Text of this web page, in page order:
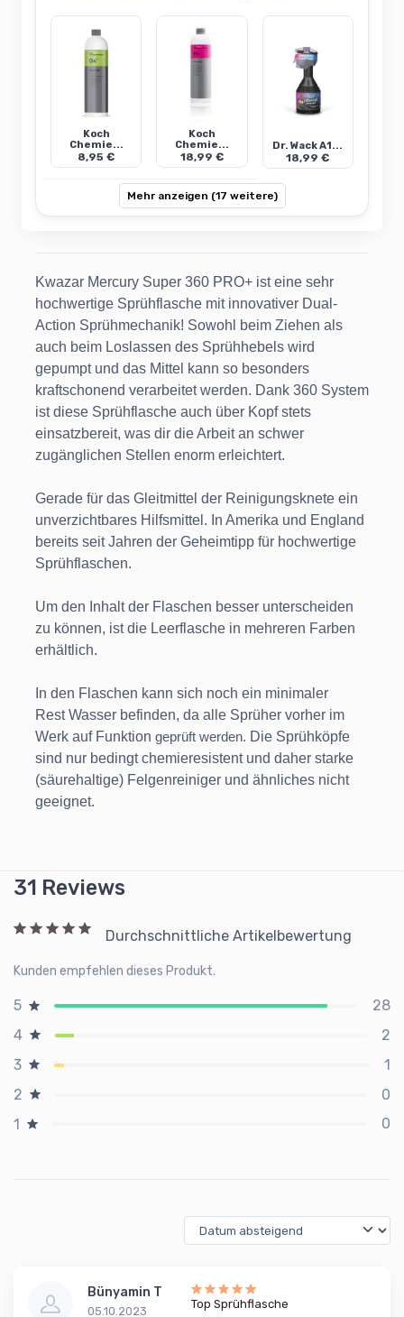
Koch
Chemie...
8,95 €
Koch
Chemie...
18,99 €
Dr. Wack A1...
18,99 €
Mehr anzeigen (17 weitere)
Kwazar Mercury Super 360 PRO+ ist eine sehr
hochwertige Sprühflasche mit innovativer Dual-
Action Sprühmechanik! Sowohl beim Ziehen als
auch beim Loslassen des Sprühhebels wird
gepumpt und das Mittel kann so besonders
kraftschonend verarbeitet werden. Dank 360 System
ist diese Sprühflasche auch über Kopf stets
einsatzbereit, was dir die Arbeit an schwer
zugänglichen Stellen enorm erleichtert.
Gerade für das Gleitmittel der Reinigungsknete ein
unverzichtbares Hilfsmittel. In Amerika und England
bereits seit Jahren der Geheimtipp für hochwertige
Sprühflaschen.
Um den Inhalt der Flaschen besser unterscheiden
zu können, ist die Leerflasche in mehreren Farben
erhältlich.
In den Flaschen kann sich noch ein minimaler
Rest Wasser befinden, da alle Sprüher vorher im
Werk auf Funktion geprüft werden. Die Sprühköpfe
sind nur bedingt chemieresistent und daher starke
(säurehaltige) Felgenreiniger und ähnliches nicht
geeignet.
31 Reviews
Durchschnittliche Artikelbewertung
Kunden empfehlen dieses Produkt.
5
28
4
2
3
1
2
0
1
0
Bünyamin T
05.10.2023
Top Sprühflasche